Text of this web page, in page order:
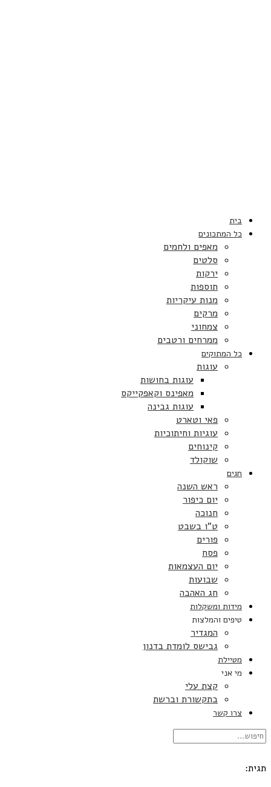
בית
כל המתכונים
מאפים ולחמים
סלטים
ירקות
תוספות
מנות עיקריות
מרקים
צמחוני
ממרחים ורטבים
כל המתוקים
עוגות
עוגות בחושות
מאפינס וקאפקייקס
עוגות גבינה
פאי וטארט
עוגיות וחיתוכיות
קינוחים
שוקולד
חגים
ראש השנה
יום כיפור
חנוכה
ט”ו בשבט
פורים
פסח
יום העצמאות
שבועות
חג האהבה
מידות ומשקלות
טיפים והמלצות
המגדיר
גבישס לומדת בדנון
מטיילת
מי אני
קצת עלי
בתקשורת וברשת
צרו קשר
תגית: